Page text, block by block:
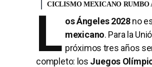
CICLISMO MEXICANO RUMBO
L os Ángeles 2028no
mexicano. Para la
próximos tres años
completo: los Juegos